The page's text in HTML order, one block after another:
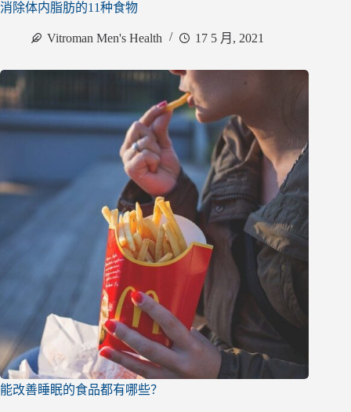
消除体内脂肪的11种食物
Vitroman Men's Health 17 5 月, 2021
能改善睡眠的食品都有哪些？